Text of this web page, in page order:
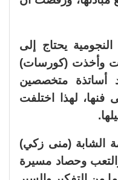
يحتاج إلى
وأخذت (كورسات)
أساتذة متخصصين
لهذا اختلفت
الشابة (منى زكي)
وحصاد مسيرة